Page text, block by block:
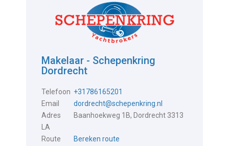
Makelaar - Schepenkring
Dordrecht
Telefoon +31786165201
Email
dordrecht@schepenkring.nl
Adres
Baanhoekweg 1B, Dordrecht 3313
LA
Route
Bereken route